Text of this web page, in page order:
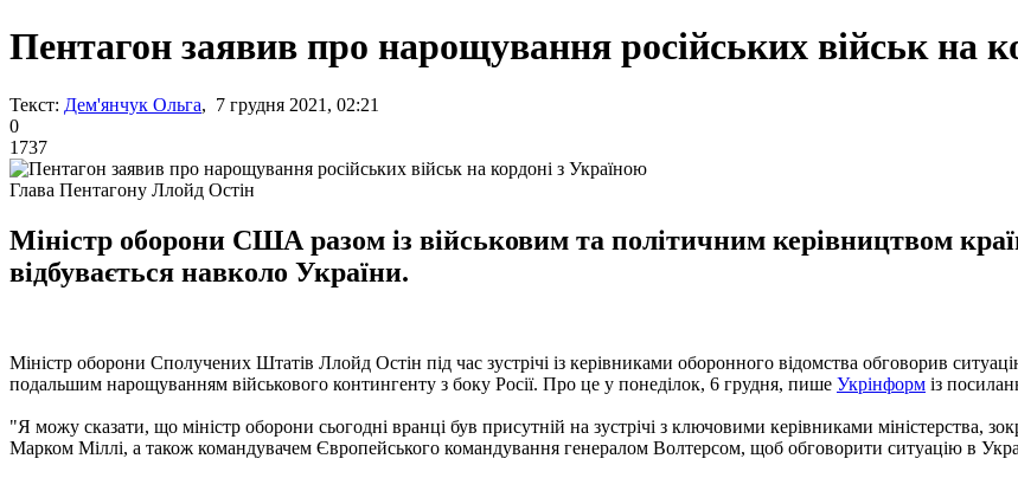
Пентагон заявив про нарощування російських військ на
Текст: Дем'янчук Ольга, 7 грудня 2021, 02:21
0
1737
Глава Пентагону Ллойд Остін
Міністр оборони США разом із військовим та політичним керівництвом
відбувається навколо України.
Міністр оборони Сполучених Штатів Ллойд Остін під час зустрічі із керівниками оборонного відомства обговорив
подальшим нарощуванням військового контингенту з боку Росії. Про це у понеділок, 6 грудня, пише Укрінформ із
"Я можу сказати, що міністр оборони сьогодні вранці був присутній на зустрічі з ключовими керівниками міністерства,
Марком Міллі, а також командувачем Європейського командування генералом Волтерсом, щоб обговорити ситуацію в